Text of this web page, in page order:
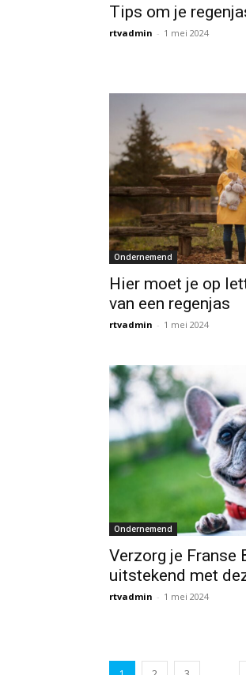
Tips om je
rtvadmin - 1 mei 2024
Ondernemend
Hier moet je op
van een regenjas
rtvadmin - 1 mei 2024
Ondernemend
Verzorg je Franse
uitstekend met
rtvadmin - 1 mei 2024